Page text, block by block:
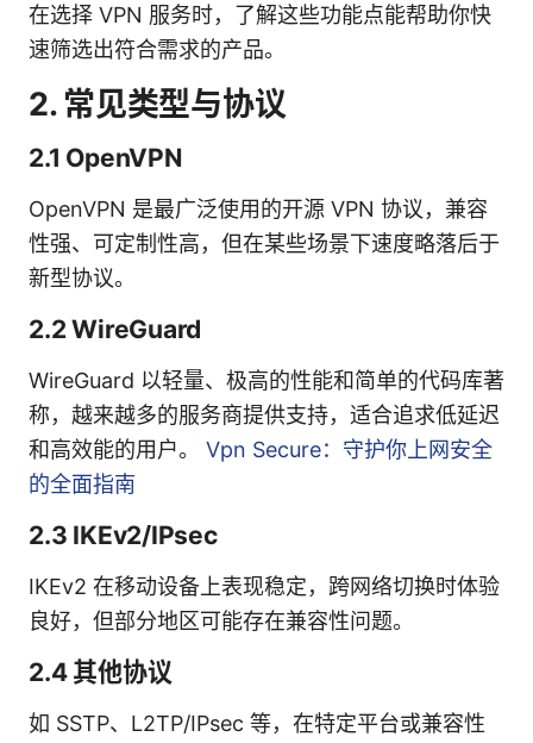
在选择 VPN 服务时，了解这些功能点能帮助你快
速筛选出符合需求的产品。
2. 常见类型与协议
2.1 OpenVPN
OpenVPN 是最广泛使用的开源 VPN 协议，兼容
性强、可定制性高，但在某些场景下速度略落后于
新型协议。
2.2 WireGuard
WireGuard 以轻量、极高的性能和简单的代码库著
称，越来越多的服务商提供支持，适合追求低延迟
和高效能的用户。 Vpn Secure：守护你上网安全
的全面指南
2.3 IKEv2/IPsec
IKEv2 在移动设备上表现稳定，跨网络切换时体验
良好，但部分地区可能存在兼容性问题。
2.4 其他协议
如 SSTP、L2TP/IPsec 等，在特定平台或兼容性